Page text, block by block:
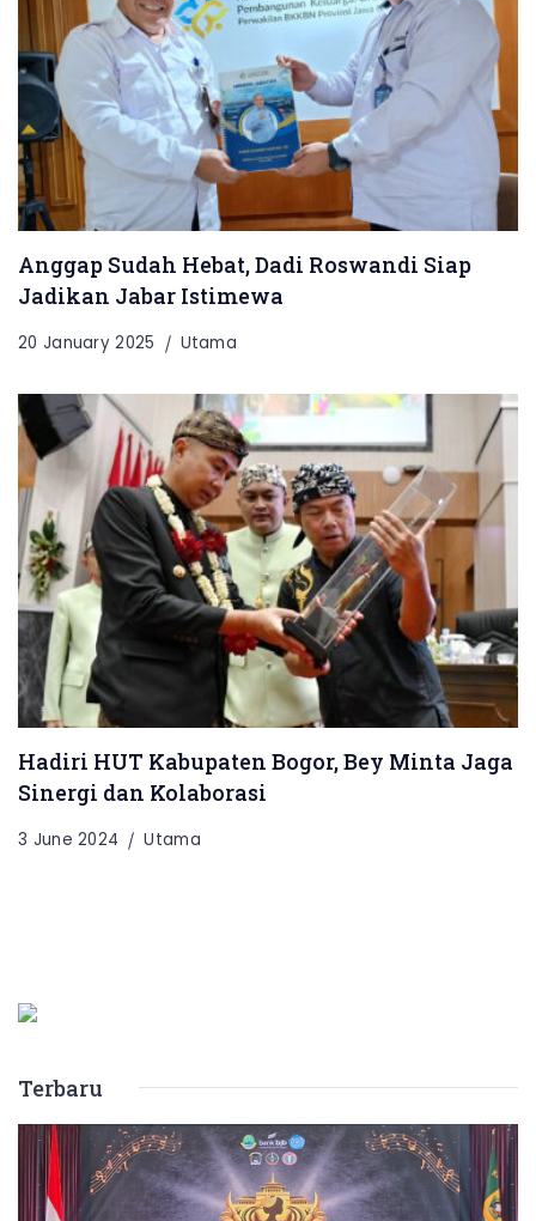
Anggap Sudah Hebat, Dadi Roswandi Siap
Jadikan Jabar Istimewa
20 January 2025 Utama
Hadiri HUT Kabupaten Bogor, Bey Minta Jaga
Sinergi dan Kolaborasi
3 June 2024 Utama
Terbaru